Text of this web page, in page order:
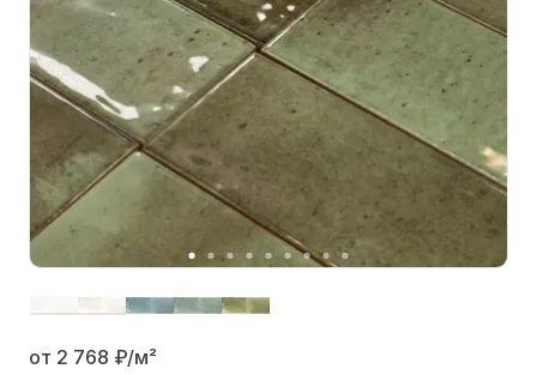
от 2 768 ₽/м²